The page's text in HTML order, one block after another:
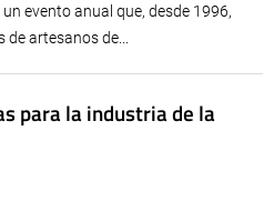
evento anual que, desde 1996,
artesanos de...
para la industria de la